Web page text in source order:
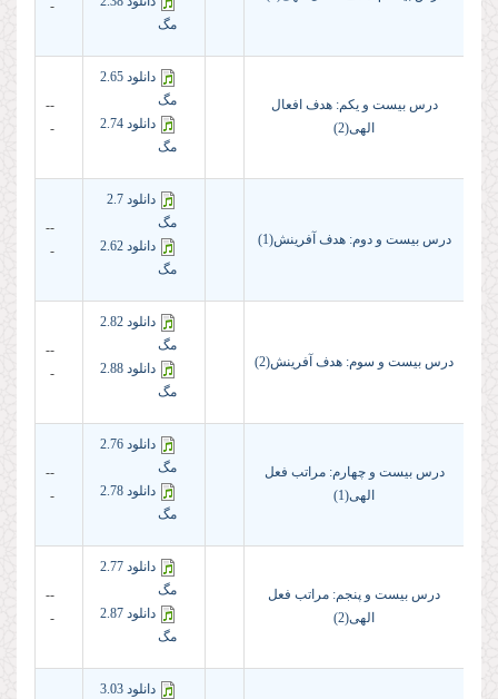
مگ
-
درس بیست و یکم: هدف افعال
الهی(2)
دانلود 2.65
مگ
دانلود 2.74
مگ
--
-
درس بیست و دوم: هدف آفرینش(1)
دانلود 2.7
مگ
دانلود 2.62
مگ
--
-
درس بیست و سوم: هدف آفرینش(2)
دانلود 2.82
مگ
دانلود 2.88
مگ
--
-
درس بیست و چهارم: مراتب فعل
الهی(1)
دانلود 2.76
مگ
دانلود 2.78
مگ
--
-
درس بیست و پنجم: مراتب فعل
الهی(2)
دانلود 2.77
مگ
دانلود 2.87
مگ
--
-
دانلود 3.03